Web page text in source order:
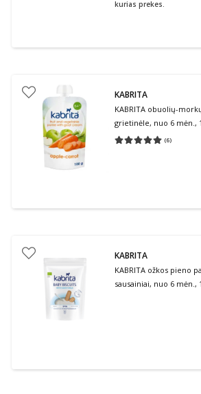
kurias prekes.
KABRITA
KABRITA obuolių-
grietinėle, nuo 6 mėn.,
(6)
Vidutinis įvertinimas 5.00
KABRITA
KABRITA ožkos pieno
sausainiai, nuo 6 mėn.,